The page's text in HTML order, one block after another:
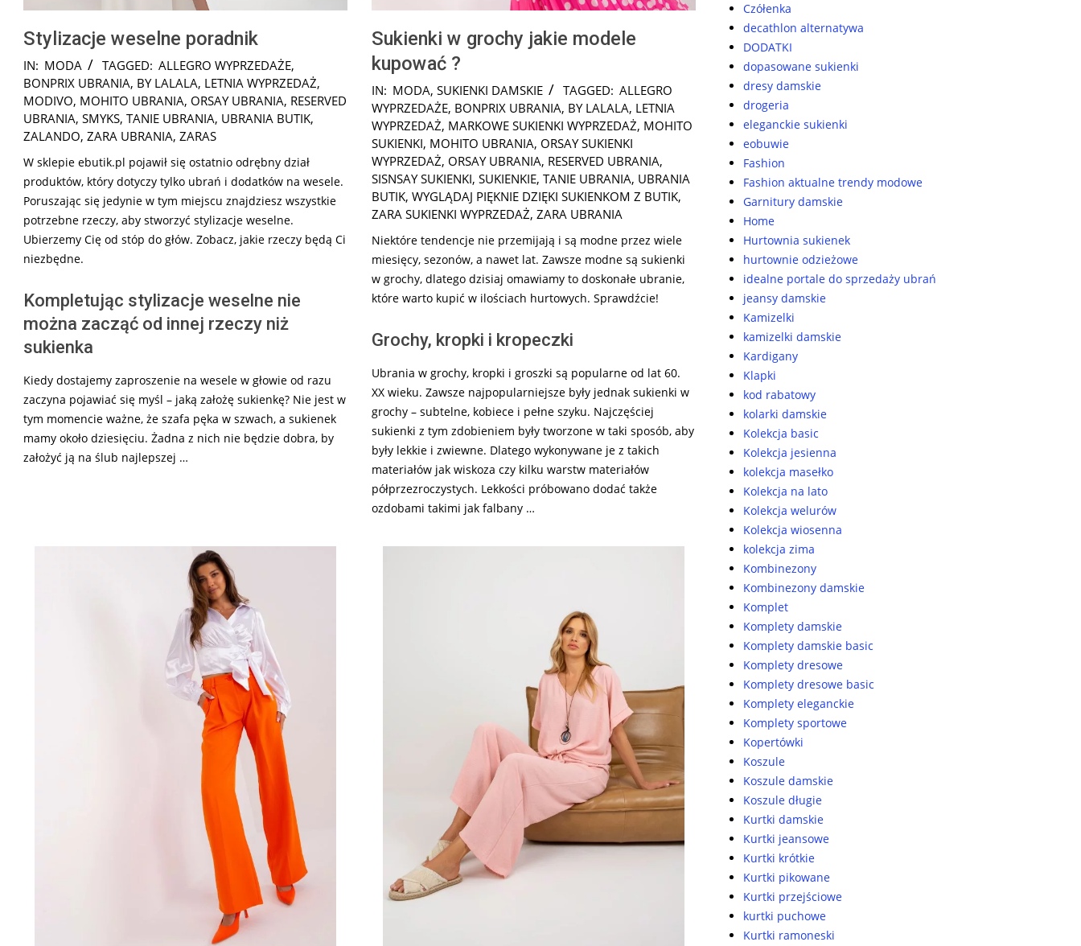
Stylizacje weselne poradnik
2024-
12-
13
IN: MODA TAGGED: ALLEGRO WYPRZEDAŻE,
BONPRIX UBRANIA, BY LALALA, LETNIA WYPRZEDAŻ,
MODIVO, MOHITO UBRANIA, ORSAY UBRANIA, RESERVED
UBRANIA, SMYKS, TANIE UBRANIA, UBRANIA BUTIK,
ZALANDO, ZARA UBRANIA, ZARAS
W sklepie ebutik.pl pojawił się ostatnio odrębny dział
produktów, który dotyczy tylko ubrań i dodatków na wesele.
Poruszając się jedynie w tym miejscu znajdziesz wszystkie
potrzebne rzeczy, aby stworzyć stylizacje weselne.
Ubierzemy Cię od stóp do głów. Zobacz, jakie rzeczy będą Ci
niezbędne.
Kompletując stylizacje weselne nie
można zacząć od innej rzeczy niż
sukienka
Kiedy dostajemy zaproszenie na wesele w głowie od razu
zaczyna pojawiać się myśl – jaką założę sukienkę? Nie jest w
tym momencie ważne, że szafa pęka w szwach, a sukienek
mamy około dziesięciu. Żadna z nich nie będzie dobra, by
założyć ją na ślub najlepszej …
Sukienki w grochy jakie modele
kupować ?
2024-
12-
02
IN: MODA, SUKIENKI DAMSKIE TAGGED: ALLEGRO
WYPRZEDAŻE, BONPRIX UBRANIA, BY LALALA, LETNIA
WYPRZEDAŻ, MARKOWE SUKIENKI WYPRZEDAŻ, MOHITO
SUKIENKI, MOHITO UBRANIA, ORSAY SUKIENKI
WYPRZEDAŻ, ORSAY UBRANIA, RESERVED UBRANIA,
SISNSAY SUKIENKI, SUKIENKIE, TANIE UBRANIA, UBRANIA
BUTIK, WYGLĄDAJ PIĘKNIE DZIĘKI SUKIENKOM Z BUTIK,
ZARA SUKIENKI WYPRZEDAŻ, ZARA UBRANIA
Niektóre tendencje nie przemijają i są modne przez wiele
miesięcy, sezonów, a nawet lat. Zawsze modne są sukienki
w grochy, dlatego dzisiaj omawiamy to doskonałe ubranie,
które warto kupić w ilościach hurtowych. Sprawdźcie!
Grochy, kropki i kropeczki
Ubrania w grochy, kropki i groszki są popularne od lat 60.
XX wieku. Zawsze najpopularniejsze były jednak sukienki w
grochy – subtelne, kobiece i pełne szyku. Najczęściej
sukienki z tym zdobieniem były tworzone w taki sposób, aby
były lekkie i zwiewne. Dlatego wykonywane je z takich
materiałów jak wiskoza czy kilku warstw materiałów
półprzezroczystych. Lekkości próbowano dodać także
ozdobami takimi jak falbany …
Czółenka
decathlon alternatywa
DODATKI
dopasowane sukienki
dresy damskie
drogeria
eleganckie sukienki
eobuwie
Fashion
Fashion aktualne trendy modowe
Garnitury damskie
Home
Hurtownia sukienek
hurtownie odzieżowe
idealne portale do sprzedaży ubrań
jeansy damskie
Kamizelki
kamizelki damskie
Kardigany
Klapki
kod rabatowy
kolarki damskie
Kolekcja basic
Kolekcja jesienna
kolekcja masełko
Kolekcja na lato
Kolekcja welurów
Kolekcja wiosenna
kolekcja zima
Kombinezony
Kombinezony damskie
Komplet
Komplety damskie
Komplety damskie basic
Komplety dresowe
Komplety dresowe basic
Komplety eleganckie
Komplety sportowe
Kopertówki
Koszule
Koszule damskie
Koszule długie
Kurtki damskie
Kurtki jeansowe
Kurtki krótkie
Kurtki pikowane
Kurtki przejściowe
kurtki puchowe
Kurtki ramoneski